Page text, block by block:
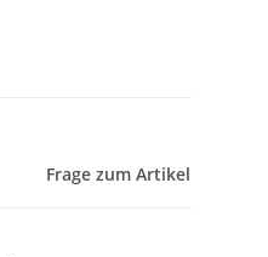
Frage zum Artikel